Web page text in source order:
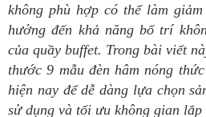
không phù hợp có thể làm
hưởng đến khả năng bố trí
của quầy buffet. Trong bài viết
thước 9 mẫu đèn hâm nóng
hiện nay để dễ dàng lựa chọn
sử dụng và tối ưu không gian lắp